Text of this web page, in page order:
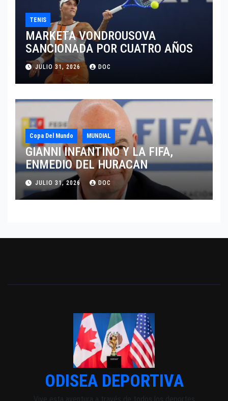
TENIS
MARKETA VONDROUSOVA
SANCIONADA POR CUATRO AÑOS
JULIO 31, 2026 DOC
Copa Del Mundo MUNDIAL
GIANNI INFANTINO Y LA FIFA,
ENMEDIO DEL HURACAN
JULIO 31, 2026 DOC
ODISEA DEPORTIVA
Vive esta aventura a través de todos los deportes